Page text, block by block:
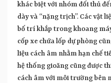
khác biệt với nhóm đối thủ
dày và “nặng trịch”. Các vật
bố trí khắp trong khoang
cốp xe chứa lốp dự phòng
liệu cách âm nhằm hạn chế
hệ thống gioăng cũng được
cách âm với môi trường bên